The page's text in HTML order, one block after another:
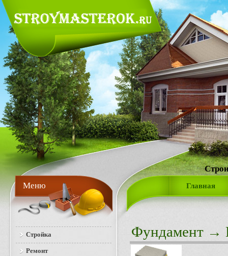
Главная
Фундамент →
Меню
Стройка
Ремонт